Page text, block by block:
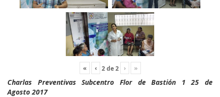
« ‹ 2de2 › »
Charlas Preventivas Subcentro Flor de Bastión 1 25 de
Agosto 2017